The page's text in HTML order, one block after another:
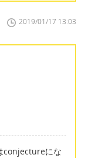
2019/01/17 13:03
conjectureにな